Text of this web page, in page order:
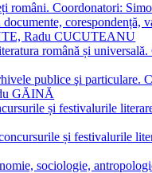
români. Coordonatori:
corespondență,
Radu CUCUTEANU
română și
publice şi
GĂINĂ
și festivalurile
și festivalurile
sociologie,